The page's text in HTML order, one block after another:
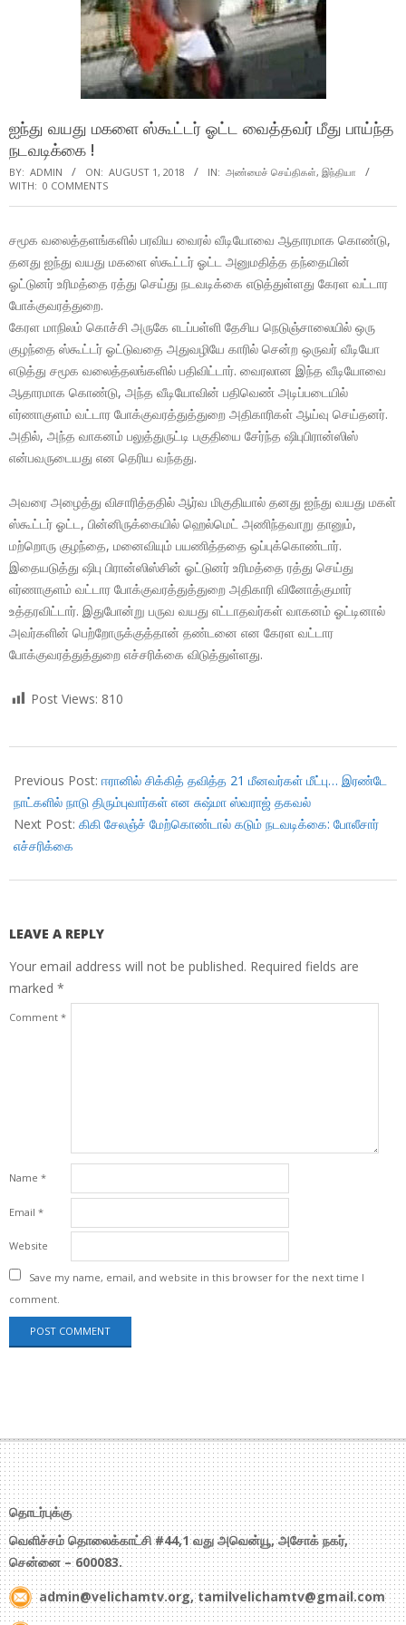
ஐந்து வயது மகளை ஸ்கூட்டர் ஓட்ட வைத்தவர் மீது பாய்ந்த
நடவடிக்கை !
BY: ADMIN ON: AUGUST 1, 2018 IN: அண்மைச் செய்திகள், இந்தியா
WITH: 0 COMMENTS
சமூக வலைத்தளங்களில் பரவிய வைரல் வீடியோவை ஆதாரமாக கொண்டு,
தனது ஐந்து வயது மகளை ஸ்கூட்டர் ஓட்ட அனுமதித்த தந்தையின்
ஓட்டுனர் உரிமத்தை ரத்து செய்து நடவடிக்கை எடுத்துள்ளது கேரள வட்டார
போக்குவரத்துறை.
கேரள மாநிலம் கொச்சி அருகே எடப்பள்ளி தேசிய நெடுஞ்சாலையில் ஒரு
குழந்தை ஸ்கூட்டர் ஓட்டுவதை அதுவழியே காரில் சென்ற ஒருவர் வீடியோ
எடுத்து சமூக வலைத்தலங்களில் பதிவிட்டார். வைரலான இந்த வீடியோவை
ஆதாரமாக கொண்டு, அந்த வீடியோவின் பதிவெண் அடிப்படையில்
எர்ணாகுளம் வட்டார போக்குவரத்துத்துறை அதிகாரிகள் ஆய்வு செய்தனர்.
அதில், அந்த வாகனம் பலுத்துருட்டி பகுதியை சேர்ந்த ஷிபுபிரான்ஸிஸ்
என்பவருடையது என தெரிய வந்தது.
அவரை அழைத்து விசாரித்ததில் ஆர்வ மிகுதியால் தனது ஐந்து வயது மகள்
ஸ்கூட்டர் ஓட்ட, பின்னிருக்கையில் ஹெல்மெட் அணிந்தவாறு தானும்,
மற்றொரு குழந்தை, மனைவியும் பயணித்ததை ஒப்புக்கொண்டார்.
இதையடுத்து ஷிபு பிரான்ஸிஸ்சின் ஓட்டுனர் உரிமத்தை ரத்து செய்து
எர்ணாகுளம் வட்டார போக்குவரத்துத்துறை அதிகாரி வினோத்குமார்
உத்தரவிட்டார். இதுபோன்று பருவ வயது எட்டாதவர்கள் வாகனம் ஓட்டினால்
அவர்களின் பெற்றோருக்குத்தான் தண்டனை என கேரள வட்டார
போக்குவரத்துத்துறை எச்சரிக்கை விடுத்துள்ளது.
Post Views: 810
08-
01
Previous Post: ஈரானில் சிக்கித் தவித்த 21 மீனவர்கள் மீட்பு… இரண்டே
நாட்களில் நாடு திரும்புவார்கள் என சுஷ்மா ஸ்வராஜ் தகவல்
Next Post: கிகி சேலஞ்ச் மேற்கொண்டால் கடும் நடவடிக்கை: போலீசார்
எச்சரிக்கை
LEAVE A REPLY
Your email address will not be published. Required fields are
marked *
Comment *
Name *
Email *
Website
Save my name, email, and website in this browser for the next time I
comment.
தொடர்புக்கு
வெளிச்சம் தொலைக்காட்சி #44,1 வது அவென்யூ, அசோக் நகர்,
சென்னை – 600083.
admin@velichamtv.org, tamilvelichamtv@gmail.com